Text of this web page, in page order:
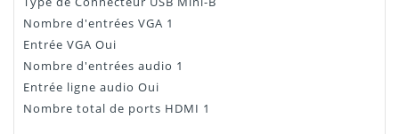
Nombre d'entrées VGA 1
Entrée VGA Oui
Nombre d'entrées audio 1
Entrée ligne audio Oui
Nombre total de ports HDMI 1